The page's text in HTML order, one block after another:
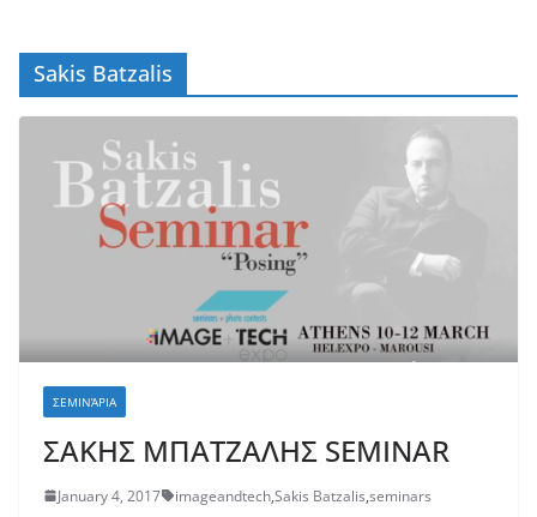
Sakis Batzalis
ΣΕΜΙΝΆΡΙΑ
ΣΑΚΗΣ ΜΠΑΤΖΑΛΗΣ SEMINAR
January 4, 2017 imageandtech,Sakis Batzalis,seminars